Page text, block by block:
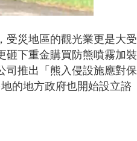
受災地區的觀光業更是大受
砸下重金購買防熊噴霧加裝
司推出「熊入侵設施應對保
的地方政府也開始設立諮